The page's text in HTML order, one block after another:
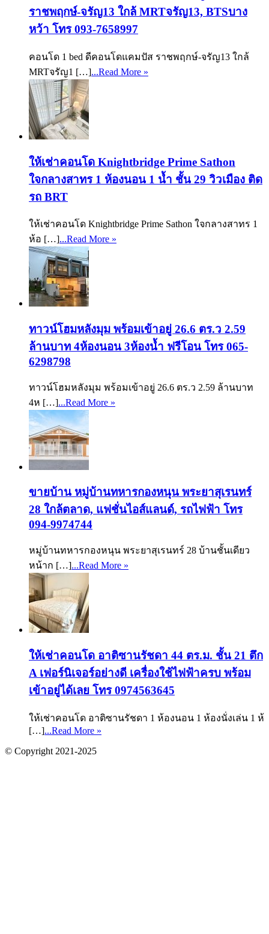
ราชพฤกษ์-จรัญ13 ใกล้ MRTจรัญ13, BTSบาง
หว้า โทร 093-7658997
คอนโด 1 bed ดีคอนโดแคมปัส ราชพฤกษ์-จรัญ13 ใกล้
MRTจรัญ1 […]...Read More »
ให้เช่าคอนโด Knightbridge Prime Sathon
ใจกลางสาทร 1 ห้องนอน 1 น้ำ ชั้น 29 วิวเมือง ติด
รถ BRT
ให้เช่าคอนโด Knightbridge Prime Sathon ใจกลางสาทร 1
ห้อ […]...Read More »
ทาวน์โฮมหลังมุม พร้อมเข้าอยู่ 26.6 ตร.ว 2.59
ล้านบาท 4ห้องนอน 3ห้องน้ำ ฟรีโอน โทร 065-
6298798
ทาวน์โฮมหลังมุม พร้อมเข้าอยู่ 26.6 ตร.ว 2.59 ล้านบาท
4ห […]...Read More »
ขายบ้าน หมู่บ้านทหารกองหนุน พระยาสุเรนทร์
28 ใกล้ตลาด, แฟชั่นไอส์แลนด์, รถไฟฟ้า โทร
094-9974744
หมู่บ้านทหารกองหนุน พระยาสุเรนทร์ 28 บ้านชั้นเดียว
หน้าก […]...Read More »
ให้เช่าคอนโด อาติซานรัชดา 44 ตร.ม. ชั้น 21 ตึก
A เฟอร์นิเจอร์อย่างดี เครื่องใช้ไฟฟ้าครบ พร้อม
เข้าอยู่ได้เลย โทร 0974563645
ให้เช่าคอนโด อาติซานรัชดา 1 ห้องนอน 1 ห้องนั่งเล่น 1 ห้
[…]...Read More »
© Copyright 2021-2025